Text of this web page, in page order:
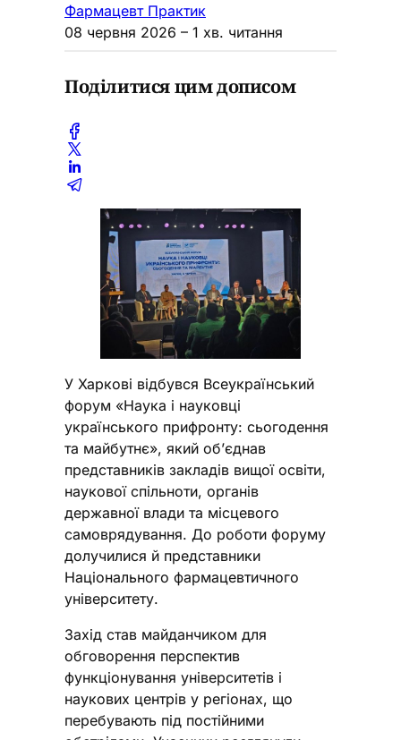
Фармацевт Практик
08 червня 2026 – 1 хв. читання
Поділитися цим дописом
У Харкові відбувся Всеукраїнський
форум «Наука і науковці
українського прифронту: сьогодення
та майбутнє», який об’єднав
представників закладів вищої освіти,
наукової спільноти, органів
державної влади та місцевого
самоврядування. До роботи форуму
долучилися й представники
Національного фармацевтичного
університету.
Захід став майданчиком для
обговорення перспектив
функціонування університетів і
наукових центрів у регіонах, що
перебувають під постійними